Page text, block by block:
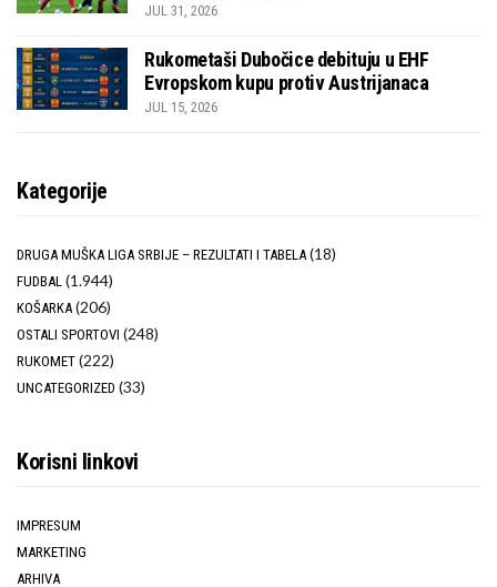
JUL 31, 2026
Rukometaši Dubočice debituju u EHF
Evropskom kupu protiv Austrijanaca
JUL 15, 2026
Kategorije
DRUGA MUŠKA LIGA SRBIJE – REZULTATI I TABELA (18)
FUDBAL (1.944)
KOŠARKA (206)
OSTALI SPORTOVI (248)
RUKOMET (222)
UNCATEGORIZED (33)
Korisni linkovi
IMPRESUM
MARKETING
ARHIVA